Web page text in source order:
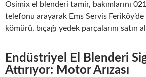
Osimix el blenderi tamir, bakımlarını
telefonu arayarak Ems Servis
kömürü, bıçağı yedek parçalarını satın
Endüstriyel El Blenderi
Attırıyor: Motor Arızası